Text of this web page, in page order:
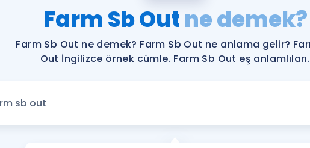
YDS ve YÖKDİL
YDS ve YÖKDİL'e
Tüm ÖSYM
Farm Sb Outne demek?
Farm Sb Out ne demek? Farm Sb Out ne anlama gelir?
Out İngilizce örnek cümle. Farm Sb Out eş anlamlıları.